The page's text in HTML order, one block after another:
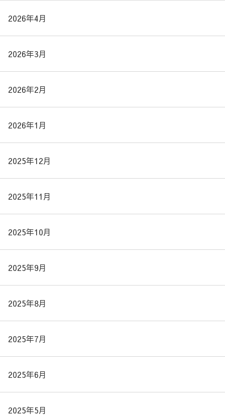
2026年4月
2026年3月
2026年2月
2026年1月
2025年12月
2025年11月
2025年10月
2025年9月
2025年8月
2025年7月
2025年6月
2025年5月